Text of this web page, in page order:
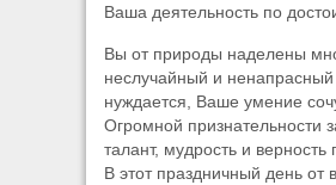
Ваша деятельность по
Вы от природы наделены
неслучайный и ненапрасный
нуждается, Ваше умение
Огромной признательности
талант, мудрость и
В этот праздничный день